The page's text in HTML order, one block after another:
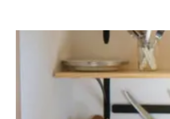
HEEFT ER NIEUWS OVER